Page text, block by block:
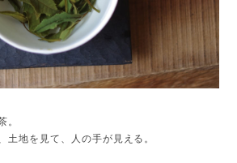
。
土地を見て、人の手が見える。